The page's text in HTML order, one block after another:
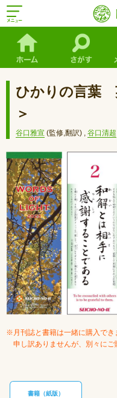
ひかりの言葉
＞
谷口雅宣 (監修,翻訳) , 谷口清超
※月刊誌と書籍は一緒に購入でき
申し訳ありませんが、別々にご
書籍（紙版）